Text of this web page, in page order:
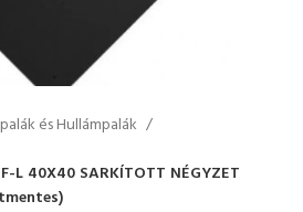
és Hullámpalák
L 40X40 SARKÍTOTT NÉGYZET